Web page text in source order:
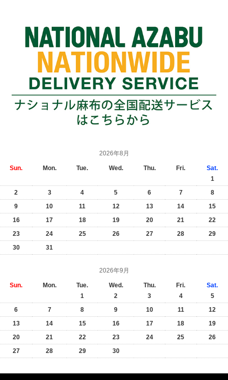
2026年8月
Sun. Mon. Tue. Wed. Thu. Fri.
Sat.
1
2
3 4 5 6 7
8
9
10 11 12 13 14
15
16
17 18 19 20 21
22
23
24 25 26 27 28
29
30
31
2026年9月
Sun. Mon. Tue. Wed. Thu. Fri.
Sat.
1
2 3 4
5
6
7 8 9 10 11
12
13
14 15 16 17 18
19
20
21 22 23 24 25
26
27
28 29 30